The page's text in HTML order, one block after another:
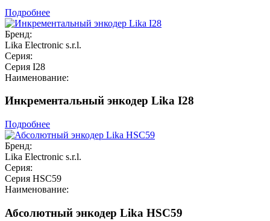
Подробнее
Бренд:
Lika Electronic s.r.l.
Серия:
Серия I28
Наименование:
Инкрементальный энкодер Lika I28
Подробнее
Бренд:
Lika Electronic s.r.l.
Серия:
Серия HSC59
Наименование:
Абсолютный энкодер Lika HSC59